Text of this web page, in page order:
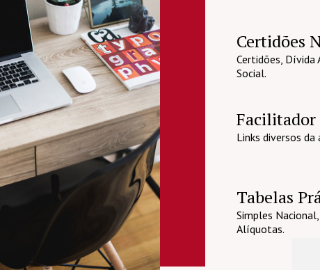
Certidões
Certidões, Dívida
Social.
Links diversos
Tabelas
Simples
Alíquotas.